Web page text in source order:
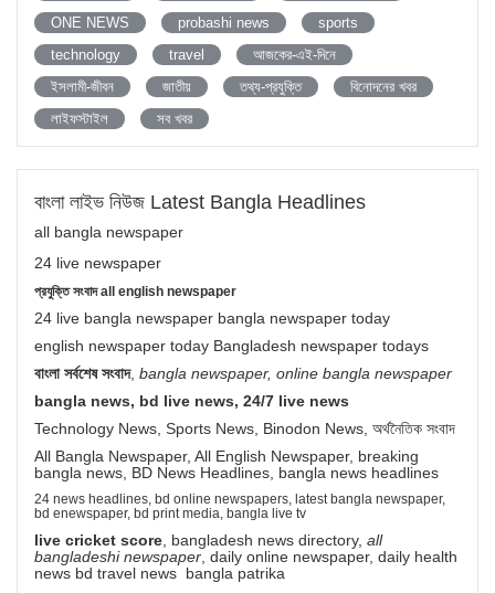
ONE NEWS
probashi news
sports
technology
travel
আজকের-এই-দিনে
ইসলামী-জীবন
জাতীয় তথ্য-প্রযুক্তি
বিনোদনের খবর
লাইফস্টাইল
সব খবর
বাংলা লাইভ নিউজ Latest Bangla Headlines
all bangla newspaper
24 live newspaper
প্রযুক্তি সংবাদ all english newspaper
24 live bangla newspaper bangla newspaper today
english newspaper today Bangladesh newspaper todays
বাংলা সর্বশেষ সংবাদ, bangla newspaper, online bangla newspaper
bangla news, bd live news, 24/7 live news
Technology News, Sports News, Binodon News, অর্থনৈতিক সংবাদ
All Bangla Newspaper, All English Newspaper, breaking
bangla news, BD News Headlines, bangla news headlines
24 news headlines, bd online newspapers, latest bangla newspaper,
bd enewspaper, bd print media, bangla live tv
live cricket score , bangladesh news directory, all
bangladeshi newspaper , daily online newspaper, daily health
news bd travel news bangla patrika